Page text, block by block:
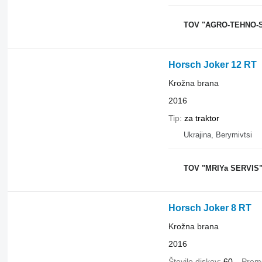
TOV "AGRO-TEHNO-
Horsch Joker 12 RT
Krožna brana
2016
Tip za traktor
Ukrajina, Berymivtsi
TOV "MRIYa SERVIS"
Horsch Joker 8 RT
Krožna brana
2016